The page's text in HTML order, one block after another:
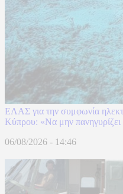
ΕΛΑΣ για την συμφωνία
Κύπρου: «Να μην
06/08/2026 - 14:46